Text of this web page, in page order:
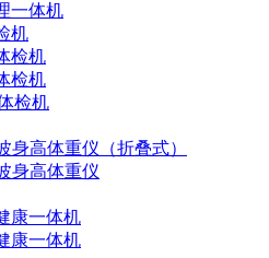
一体机
机
检机
检机
检机
身高体重仪（折叠式）
身高体重仪
康一体机
康一体机